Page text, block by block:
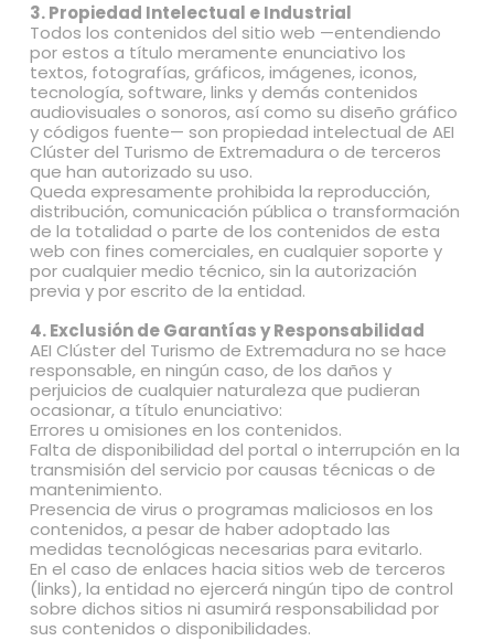
3. Propiedad Intelectual e Industrial
Todos los contenidos del sitio web —entendiendo
por estos a título meramente enunciativo los
textos, fotografías, gráficos, imágenes, iconos,
tecnología, software, links y demás contenidos
audiovisuales o sonoros, así como su diseño gráfico
y códigos fuente— son propiedad intelectual de AEI
Clúster del Turismo de Extremadura o de terceros
que han autorizado su uso.
Queda expresamente prohibida la reproducción,
distribución, comunicación pública o transformación
de la totalidad o parte de los contenidos de esta
web con fines comerciales, en cualquier soporte y
por cualquier medio técnico, sin la autorización
previa y por escrito de la entidad.
4. Exclusión de Garantías y Responsabilidad
AEI Clúster del Turismo de Extremadura no se hace
responsable, en ningún caso, de los daños y
perjuicios de cualquier naturaleza que pudieran
ocasionar, a título enunciativo:
Errores u omisiones en los contenidos.
Falta de disponibilidad del portal o interrupción en la
transmisión del servicio por causas técnicas o de
mantenimiento.
Presencia de virus o programas maliciosos en los
contenidos, a pesar de haber adoptado las
medidas tecnológicas necesarias para evitarlo.
En el caso de enlaces hacia sitios web de terceros
(links), la entidad no ejercerá ningún tipo de control
sobre dichos sitios ni asumirá responsabilidad por
sus contenidos o disponibilidades.